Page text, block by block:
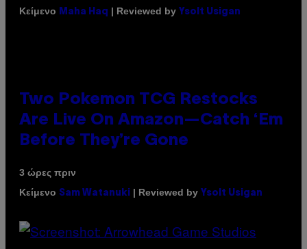
Κείμενο
Maha Haq | Reviewed by Ysolt Usigan
Two Pokemon TCG Restocks
Are Live On Amazon—Catch ‘Em
Before They’re Gone
3 ώρες πριν
Κείμενο Sam Watanuki | Reviewed by Ysolt Usigan